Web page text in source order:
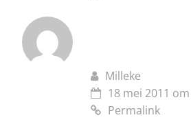
Milleke
18 mei 2011
Permalink